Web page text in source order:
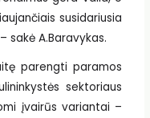
susidariusia
sakė A.Baravykas.
parengti paramos
sektoriaus
įvairūs variantai –